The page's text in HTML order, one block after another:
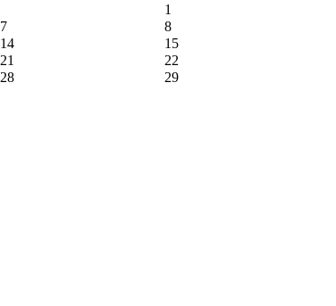
1
7
8
14
15
21
22
28
29